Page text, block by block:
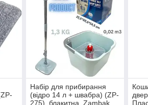
Набір для прибирання
(відро 14 л + швабра) (ZP-
275), блакитна, Zambak